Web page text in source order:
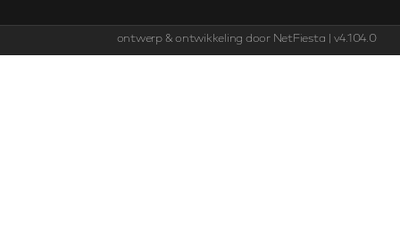
ontwerp & ontwikkeling door NetFiesta | v4.104.0